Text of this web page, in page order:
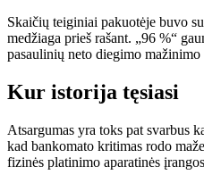
Skaičių teiginiai pakuotėje buvo
medžiaga prieš rašant. „96 %“
pasaulinių neto diegimo
Kur istorija tęsiasi
Atsargumas yra toks pat svarbus
kad bankomato kritimas rodo
fizinės platinimo aparatinės